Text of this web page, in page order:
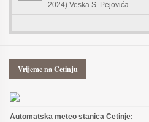
2024) Veska S. Pejovića
Vrijeme na Cetinju
Automatska meteo stanica Cetinje: